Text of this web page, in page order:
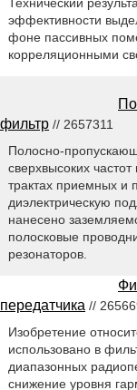
эффективности
фоне пассивных
корреляционными
фильтр // 2657311
Полосно-
сверхвысоких
трактах приемных и
диэлектрическую
нанесено
полосковые
резонаторов.
передатчика //
Изобретение
использовано в
диапазонных
снижение уровня